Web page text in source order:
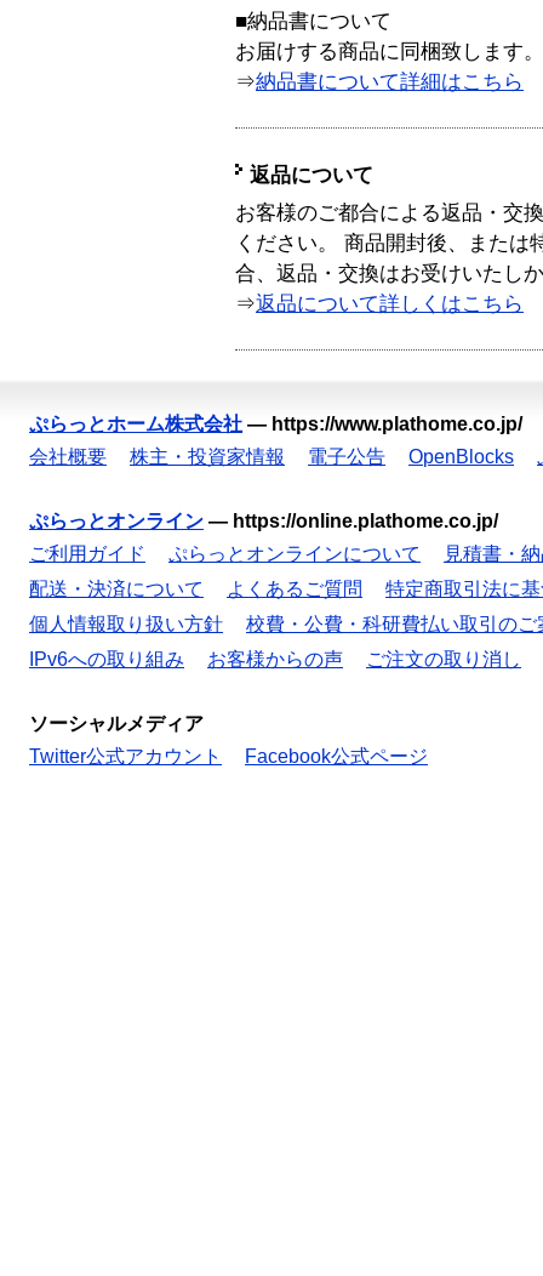
■納品書について
お届けする商品に同梱致します。
⇒納品書について詳細はこちら
返品について
お客様のご都合による返品・交
ください。 商品開封後、または
合、返品・交換はお受けいたし
⇒返品について詳しくはこちら
ぷらっとホーム株式会社 — https://www.plathome.co.jp/
会社概要
株主・投資家情報 電子公告 OpenBlocks
ぷらっとオンライン — https://online.plathome.co.jp/
ご利用ガイド
ぷらっとオンラインについて
見積書・
配送・決済について
よくあるご質問
特定商取引法に
個人情報取り扱い方針
校費・公費・科研費払い取引のご
IPv6への取り組み
お客様からの声 ご注文の取り消し
ソーシャルメディア
Twitter公式アカウント
Facebook公式ページ